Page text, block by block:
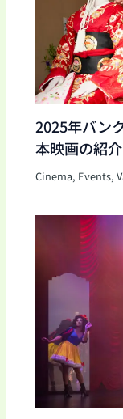
2025年バン
本映画の紹介
Cinema, Events,